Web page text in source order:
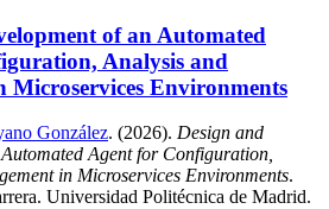
of an Automated
Analysis and
Microservices Environments
González. (2026). Design and
Agent for Configuration,
in Microservices Environments.
Universidad Politécnica de Madrid.